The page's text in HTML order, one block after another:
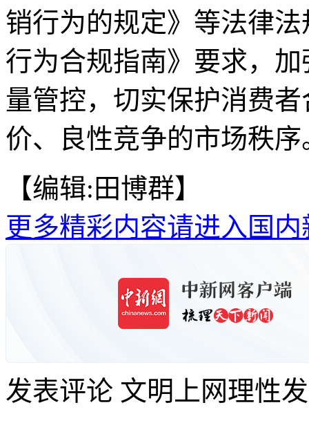
销行为的规定》等法律
行为合规指南》要求，
量管控，切实保护消费
价、良性竞争的市场秩序
【编辑:田博群】
更多精彩内容请进入国内
发表评论 文明上网理性